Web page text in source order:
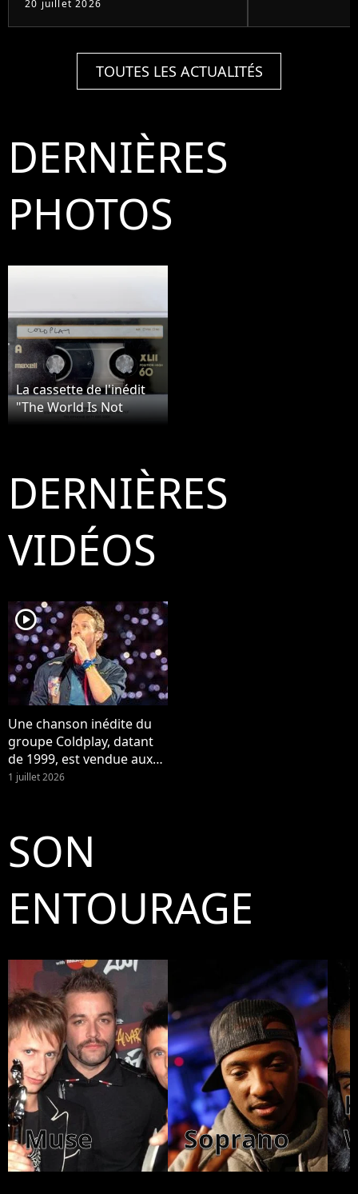
20 juillet 2026
TOUTES LES ACTUALITÉS
DERNIÈRES
PHOTOS
La cassette de l'inédit
"The World Is Not
Enough" enregistré par
DERNIÈRES
VIDÉOS
player2
Une chanson inédite du
groupe Coldplay, datant
de 1999, est vendue aux
enchères !
1 juillet 2026
SON
ENTOURAGE
Muse Soprano